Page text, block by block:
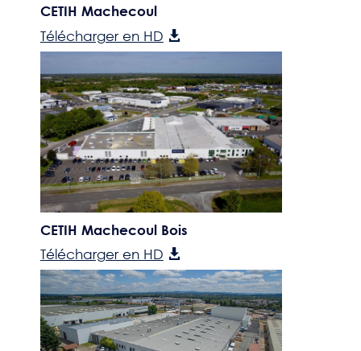
CETIH Machecoul
Télécharger en HD
CETIH Machecoul Bois
Télécharger en HD